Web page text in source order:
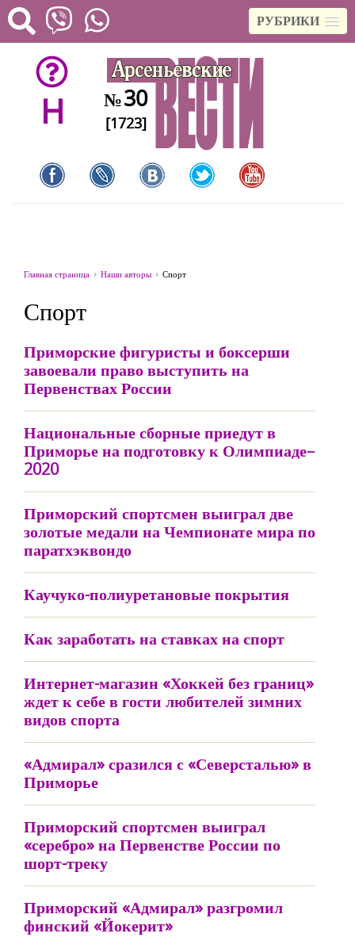
РУБРИКИ
H №30
[1723]
Главная страница Наши авторы Спорт
Спорт
Приморские фигуристы и боксерши
завоевали право выступить на
Первенствах России
Национальные сборные приедут в
Приморье на подготовку к Олимпиаде–
2020
Приморский спортсмен выиграл две
золотые медали на Чемпионате мира по
паратхэквондо
Каучуко-полиуретановые покрытия
Как заработать на ставках на спорт
Интернет-магазин «Хоккей без границ»
ждет к себе в гости любителей зимних
видов спорта
«Адмирал» сразился с «Северсталью» в
Приморье
Приморский спортсмен выиграл
«серебро» на Первенстве России по
шорт-треку
Приморский «Адмирал» разгромил
финский «Йокерит»